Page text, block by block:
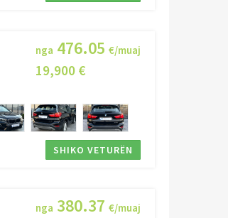
nga 476.05 €/muaj
19,900 €
SHIKO VETURËN
nga 380.37 €/muaj